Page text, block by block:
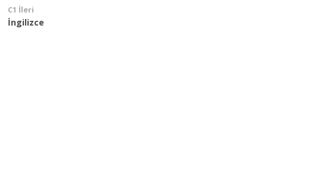
C1 İleri
İngilizce